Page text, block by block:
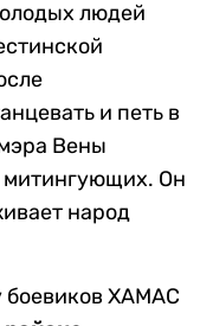
людей
и петь в
Вены
митингующих. Он
народ
боевиков ХАМАС